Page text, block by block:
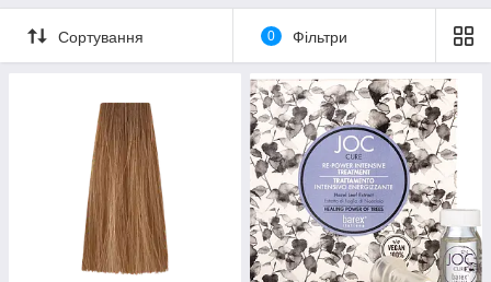
Сортування 0 Фільтри